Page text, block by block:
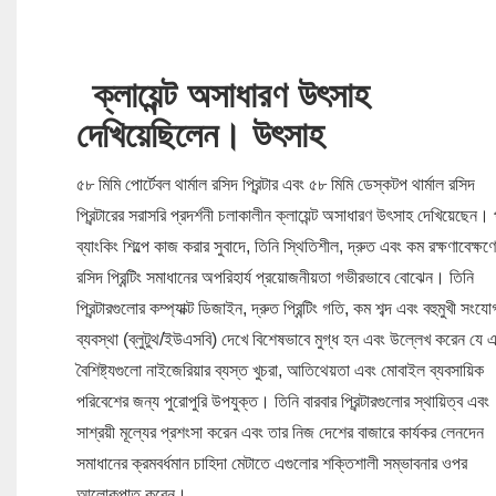
ক্লায়েন্ট অসাধারণ উৎসাহ
দেখিয়েছিলেন। উৎসাহ
৫৮ মিমি পোর্টেবল থার্মাল রসিদ প্রিন্টার এবং ৫৮ মিমি ডেস্কটপ থার্মাল রসিদ
প্রিন্টারের সরাসরি প্রদর্শনী চলাকালীন ক্লায়েন্ট অসাধারণ উৎসাহ দেখিয়েছেন।
ব্যাংকিং শিল্পে কাজ করার সুবাদে, তিনি স্থিতিশীল, দ্রুত এবং কম
রসিদ প্রিন্টিং সমাধানের অপরিহার্য প্রয়োজনীয়তা গভীরভাবে বোঝেন। তিনি
প্রিন্টারগুলোর কম্প্যাক্ট ডিজাইন, দ্রুত প্রিন্টিং গতি, কম শব্দ এবং বহুমুখী
ব্যবস্থা (ব্লুটুথ/ইউএসবি) দেখে বিশেষভাবে মুগ্ধ হন এবং উল্লেখ করেন যে
বৈশিষ্ট্যগুলো নাইজেরিয়ার ব্যস্ত খুচরা, আতিথেয়তা এবং মোবাইল ব্যবসায়িক
পরিবেশের জন্য পুরোপুরি উপযুক্ত। তিনি বারবার প্রিন্টারগুলোর স্থায়িত্ব এবং
সাশ্রয়ী মূল্যের প্রশংসা করেন এবং তার নিজ দেশের বাজারে কার্যকর লেনদেন
সমাধানের ক্রমবর্ধমান চাহিদা মেটাতে এগুলোর শক্তিশালী সম্ভাবনার ওপর